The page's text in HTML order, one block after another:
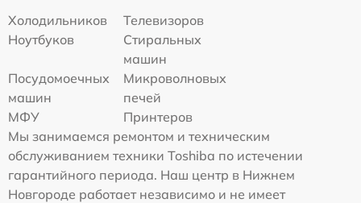
Холодильников
Телевизоров
Ноутбуков
Стиральных
машин
Посудомоечных
машин
Микроволновых
печей
МФУ
Принтеров
Мы занимаемся ремонтом и техническим
обслуживанием техники Toshiba по истечении
гарантийного периода. Наш центр в Нижнем
Новгороде работает независимо и не имеет